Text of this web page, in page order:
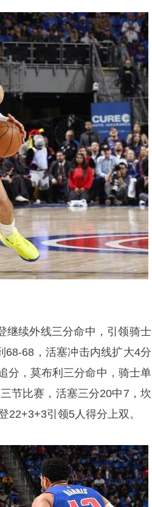
继续外线三分命中，引领骑士
68-68，活塞冲击内线扩大4分
分，莫布利三分命中，骑士单
节比赛，活塞三分20中7，坎
22+3+3引领5人得分上双。